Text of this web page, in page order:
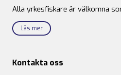
Alla yrkesfiskare är välkomna
Läs mer
Kontakta oss